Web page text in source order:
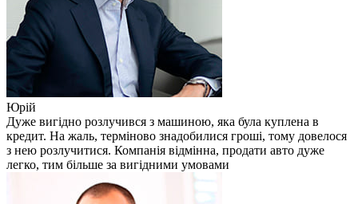
Юрій
Дуже вигідно розлучився з машиною, яка була куплена в
кредит. На жаль, терміново знадобилися гроші, тому довелося
з нею розлучитися. Компанія відмінна, продати авто дуже
легко, тим більше за вигідними умовами